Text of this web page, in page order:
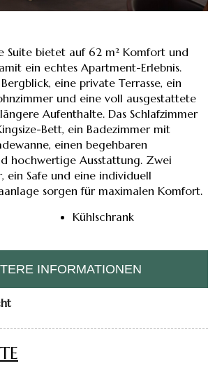
Suite bietet auf 62 m² Komfort und
ein echtes Apartment-Erlebnis.
eine private Terrasse, ein
und eine voll ausgestattete
Aufenthalte. Das Schlafzimmer
Bett, ein Badezimmer mit
einen begehbaren
hochwertige Ausstattung. Zwei
ein Safe und eine individuell
sorgen für maximalen Komfort.
Kühlschrank
INFORMATIONEN